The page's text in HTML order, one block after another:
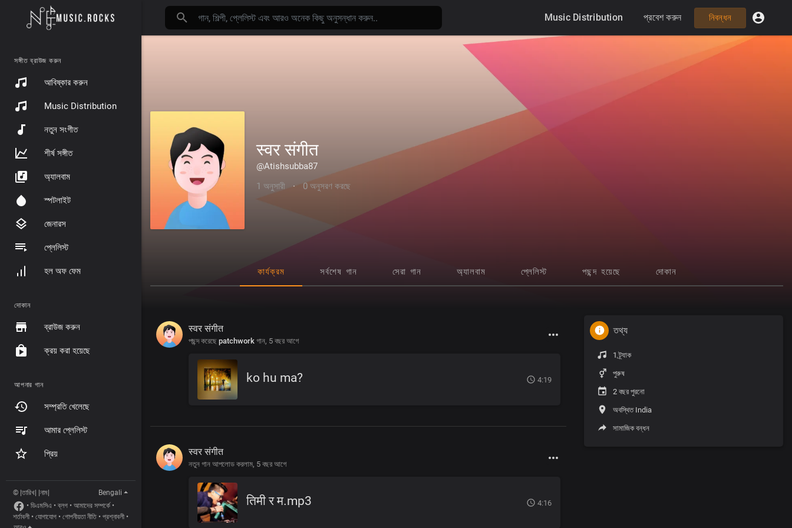
সঙ্গীত ব্রাউজ করুন
আবিষ্কার করুন
Music Distribution
নতুন সংগীত
শীর্ষ সঙ্গীত
অ্যালবাম
স্পটলাইট
জেনারস
প্লেলিস্ট
হল অফ ফেম
দোকান
ব্রাউজ করুন
ক্রয় করা হয়েছে
আপনার গান
সম্প্রতি খেলেছে
আমার প্লেলিস্ট
প্রিয়
© |তারিখ| |নাম|
Bengali
• ডিএমসিএ •ব্লগ • আমাদের সম্পর্কে •
শর্তাবলী • যোগাযোগ • গোপনীয়তা নীতি • প্রশ্নাবলী •
Music Distribution প্রবেশ করুন নিবন্ধন
स्वर संगीत
@Atishsubba87
1 অনুসারী
· 0 অনুসরণ করছে
কার্যক্রম সর্বশেষ গান সেরা গান অ্যালবাম প্লেলিস্ট পছন্দ হয়েছে দোকান
स्वर संगीत
পছন্দ করেছে patchwork গান, 5 বছর আগে
ko hu ma? 4:19
स्वर संगीत
নতুন গান আপলোড করলাম, 5 বছর আগে
तिमी र म.mp3 4:16
তথ্য
1 ট্র্যাক
পুরুষ
2 বছর পুরনো
অবস্থিত India
সামাজিক বন্ধন